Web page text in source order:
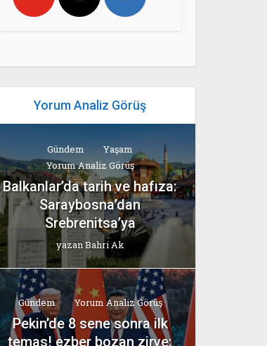
Yorum Analiz Görüş
Gündem
Yaşam
Yorum Analiz Görüş
Balkanlar’da tarih ve hafıza:
Saraybosna’dan
Srebrenitsa’ya
yazanBahri Ak
Gündem Yorum Analiz Görüş
Pekin’de 8 sene sonra ilk
temas! ezber bozan zirve: